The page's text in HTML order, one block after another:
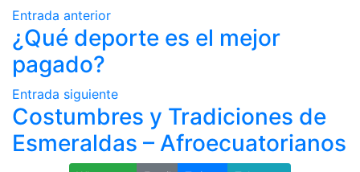
Entrada anterior
¿Qué deporte es el mejor
pagado?
Entrada siguiente
Costumbres y Tradiciones de
Esmeraldas – Afroecuatorianos